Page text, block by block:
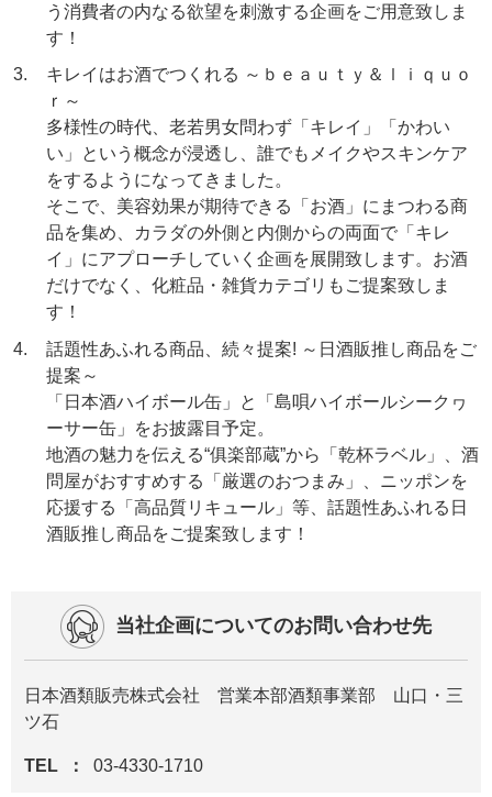
う消費者の内なる欲望を刺激する企画をご用意致しま
す！
キレイはお酒でつくれる ～ｂｅａｕｔｙ＆ｌｉｑｕｏ
ｒ～
多様性の時代、老若男女問わず「キレイ」「かわい
い」という概念が浸透し、誰でもメイクやスキンケア
をするようになってきました。
そこで、美容効果が期待できる「お酒」にまつわる商
品を集め、カラダの外側と内側からの両面で「キレ
イ」にアプローチしていく企画を展開致します。お酒
だけでなく、化粧品・雑貨カテゴリもご提案致しま
す！
話題性あふれる商品、続々提案! ～日酒販推し商品をご
提案～
「日本酒ハイボール缶」と「島唄ハイボールシークヮ
ーサー缶」をお披露目予定。
地酒の魅力を伝える“俱楽部蔵”から「乾杯ラベル」、酒
問屋がおすすめする「厳選のおつまみ」、ニッポンを
応援する「高品質リキュール」等、話題性あふれる日
酒販推し商品をご提案致します！
当社企画についてのお問い合わせ先
日本酒類販売株式会社 営業本部酒類事業部 山口・三
ツ石
TEL 03-4330-1710